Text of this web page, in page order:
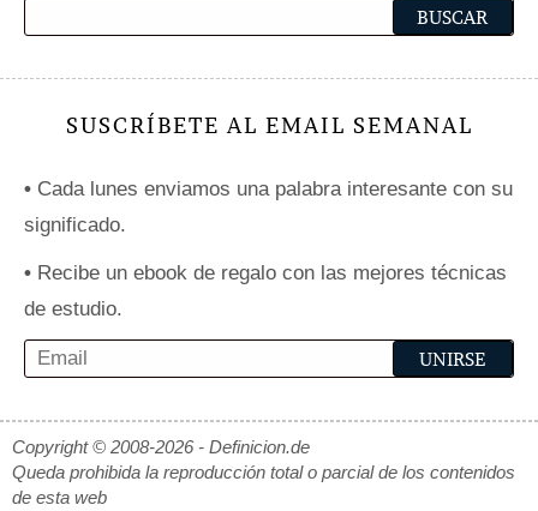
SUSCRÍBETE AL EMAIL SEMANAL
• Cada lunes enviamos una palabra interesante con su
significado.
• Recibe un ebook de regalo con las mejores técnicas
de estudio.
Copyright © 2008-2026 - Definicion.de
Queda prohibida la reproducción total o parcial de los contenidos
de esta web